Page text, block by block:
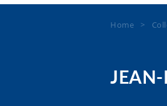
Home >
JEAN-